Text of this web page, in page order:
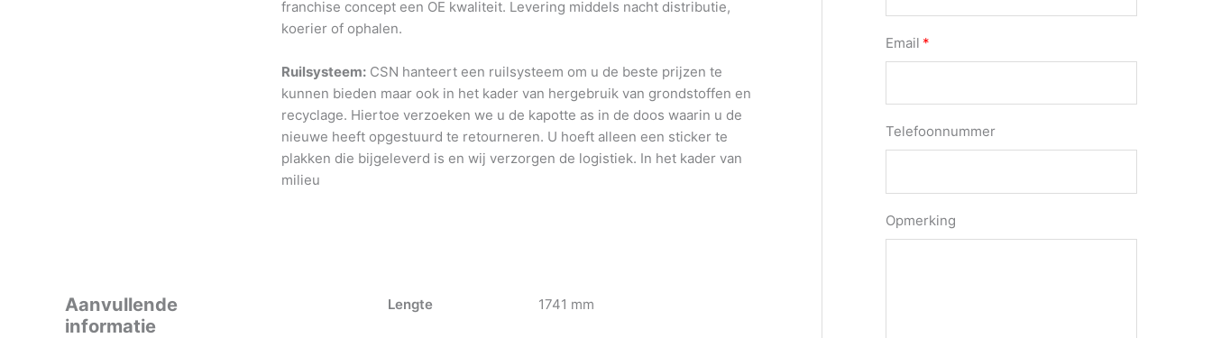
franchise concept een OE kwaliteit. Levering middels nacht distributie,
koerier of ophalen.
Ruilsysteem: CSN hanteert een ruilsysteem om u de beste prijzen te
kunnen bieden maar ook in het kader van hergebruik van grondstoffen en
recyclage. Hiertoe verzoeken we u de kapotte as in de doos waarin u de
nieuwe heeft opgestuurd te retourneren. U hoeft alleen een sticker te
plakken die bijgeleverd is en wij verzorgen de logistiek. In het kader van
milieu
Aanvullende
informatie
Lengte 1741 mm
Email
Telefoonnummer
Opmerking